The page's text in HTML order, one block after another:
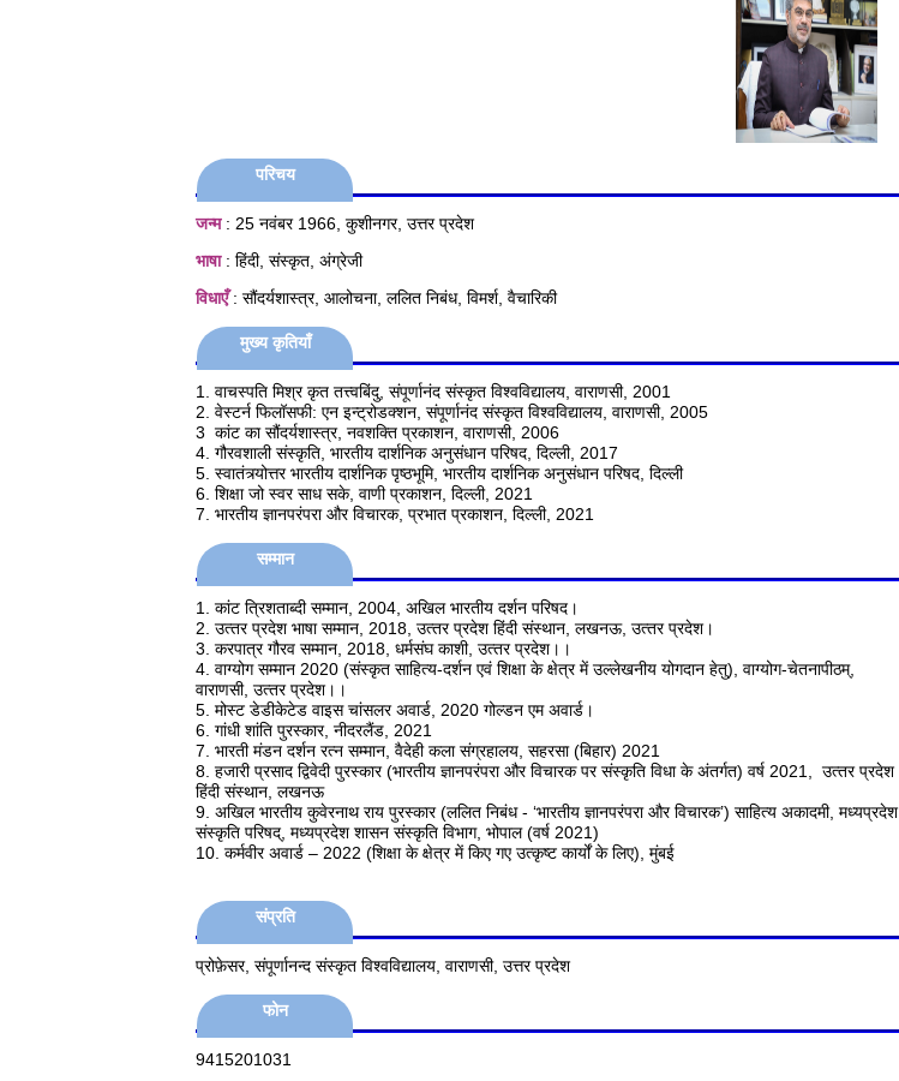
परिचय
जन्म: 25 नवंबर 1966, कुशीनगर, उत्तर प्रदेश
भाषा: हिंदी, संस्‍कृत, अंग्रेजी
विधाएँ: सौंदर्यशास्त्र, आलोचना, ललित निबंध, विमर्श, वैचारिकी
मुख्य कृतियाँ
1. वाचस्पति मिश्र कृत तत्त्वबिंदु, संपूर्णानंद संस्कृत विश्वविद्यालय, वाराणसी, 2001
2. वेस्टर्न फिलॉसफी: एन इन्ट्रोडक्शन, संपूर्णानंद संस्कृत विश्वविद्यालय, वाराणसी, 2005
3 कांट का सौंदर्यशास्त्र, नवशक्ति प्रकाशन, वाराणसी, 2006
4. गौरवशाली संस्कृति, भारतीय दार्शनिक अनुसंधान परिषद, दिल्ली, 2017
5. स्वातंत्र्योत्तर भारतीय दार्शनिक पृष्ठभूमि, भारतीय दार्शनिक अनुसंधान परिषद, दिल्ली
6. शिक्षा जो स्वर साध सके, वाणी प्रकाशन, दिल्ली, 2021
7. भारतीय ज्ञानपरंपरा और विचारक, प्रभात प्रकाशन, दिल्ली, 2021
सम्मान
1. कांट त्रिशताब्‍दी सम्मान, 2004, अखिल भारतीय दर्शन परिषद।
2. उत्‍तर प्रदेश भाषा सम्‍मान, 2018, उत्‍तर प्रदेश हिंदी संस्‍थान, लखनऊ, उत्‍तर प्रदेश।
3. करपात्र गौरव सम्‍मान, 2018, धर्मसंघ काशी, उत्‍तर प्रदेश।।
4. वाग्‍योग सम्‍मान 2020 (संस्‍कृत साहित्‍य-दर्शन एवं शिक्षा के क्षेत्र में उल्‍लेखनीय योगदान हेतु), वाग्‍योग-चेतनापीठम्,
वाराणसी, उत्‍तर प्रदेश।।
5. मोस्‍ट डेडीकेटेड वाइस चांसलर अवार्ड, 2020 गोल्‍डन एम अवार्ड।
6. गांधी शांति पुरस्‍कार, नीदरलैंड, 2021
7. भारती मंडन दर्शन रत्‍न सम्‍मान, वैदेही कला संग्रहालय, सहरसा (बिहार) 2021
8. हजारी प्रसाद द्विवेदी पुरस्कार (भारतीय ज्ञानपरंपरा और विचारक पर संस्कृति विधा के अंतर्गत) वर्ष 2021, उत्‍तर प्रदेश
हिंदी संस्थान, लखनऊ
9. अखिल भारतीय कुवेरनाथ राय पुरस्कार (ललित निबंध - ‘भारतीय ज्ञानपरंपरा और विचारक’) साहित्य अकादमी, मध्यप्रदेश
संस्कृति परिषद्, मध्यप्रदेश शासन संस्कृति विभाग, भोपाल (वर्ष 2021)
10. कर्मवीर अवार्ड – 2022 (शिक्षा के क्षेत्र में किए गए उत्कृष्ट कार्यों के लिए), मुंबई
संप्रति
प्रोफ़ेसर, संपूर्णानन्द संस्कृत विश्वविद्यालय, वाराणसी, उत्तर प्रदेश
फोन
9415201031